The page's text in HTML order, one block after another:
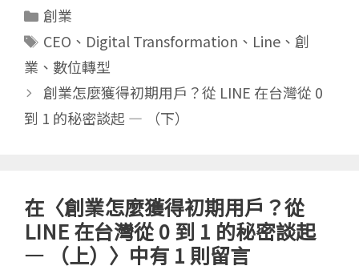
分
類
創業
標
籤
CEO 、 Digital Transformation 、 Line、 創
業 、 數位轉型
創業怎麼獲得初期用戶？從 LINE 在台灣從 0
到 1 的秘密談起 — （下）
在〈創業怎麼獲得初期用戶？從
LINE 在台灣從 0 到 1 的秘密談起
— （上）〉中有 1 則留言